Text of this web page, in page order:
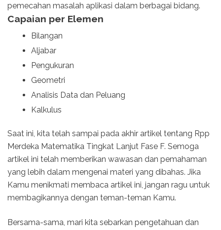
pemecahan masalah aplikasi dalam berbagai bidang.
Capaian per Elemen
Bilangan
Aljabar
Pengukuran
Geometri
Analisis Data dan Peluang
Kalkulus
Saat ini, kita telah sampai pada akhir artikel tentang Rpp
Merdeka Matematika Tingkat Lanjut Fase F. Semoga
artikel ini telah memberikan wawasan dan pemahaman
yang lebih dalam mengenai materi yang dibahas. Jika
Kamu menikmati membaca artikel ini, jangan ragu untuk
membagikannya dengan teman-teman Kamu.
Bersama-sama, mari kita sebarkan pengetahuan dan